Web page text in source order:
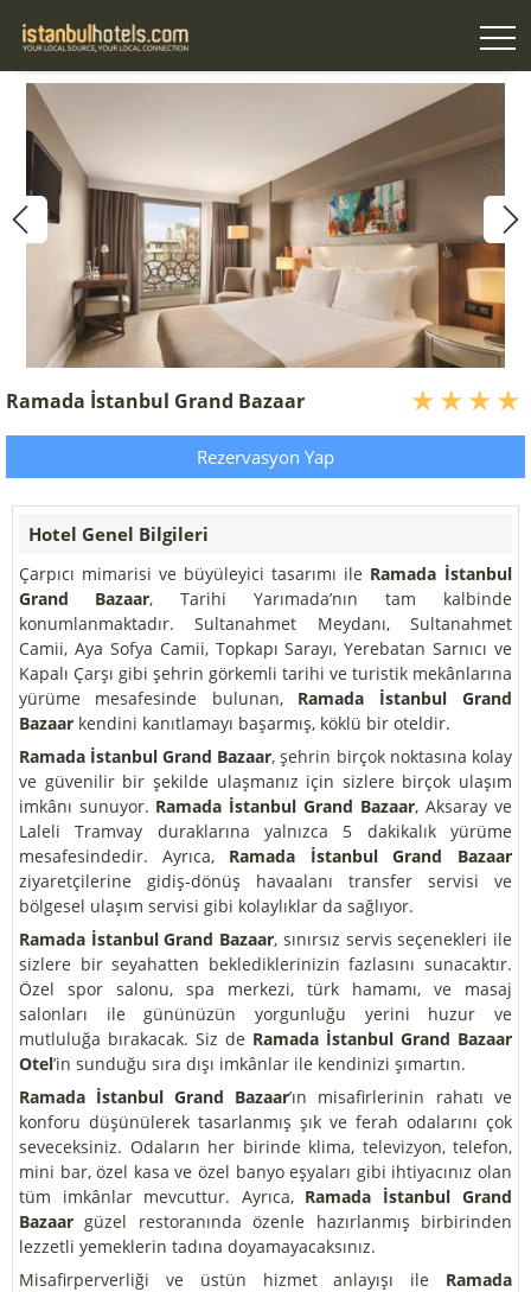
Ramada İstanbul Grand Bazaar
Rezervasyon Yap
Hotel Genel Bilgileri
Çarpıcı mimarisi ve büyüleyici tasarımı ile Ramada İstanbul
Grand Bazaar, Tarihi Yarımada’nın tam kalbinde
konumlanmaktadır. Sultanahmet Meydanı, Sultanahmet
Camii, Aya Sofya Camii, Topkapı Sarayı, Yerebatan Sarnıcı ve
Kapalı Çarşı gibi şehrin görkemli tarihi ve turistik mekânlarına
yürüme mesafesinde bulunan, Ramada İstanbul Grand
Bazaar kendini kanıtlamayı başarmış, köklü bir oteldir.
Ramada İstanbul Grand Bazaar, şehrin birçok noktasına kolay
ve güvenilir bir şekilde ulaşmanız için sizlere birçok ulaşım
imkânı sunuyor. Ramada İstanbul Grand Bazaar, Aksaray ve
Laleli Tramvay duraklarına yalnızca 5 dakikalık yürüme
mesafesindedir. Ayrıca, Ramada İstanbul Grand Bazaar
ziyaretçilerine gidiş-dönüş havaalanı transfer servisi ve
bölgesel ulaşım servisi gibi kolaylıklar da sağlıyor.
Ramada İstanbul Grand Bazaar, sınırsız servis seçenekleri ile
sizlere bir seyahatten beklediklerinizin fazlasını sunacaktır.
Özel spor salonu, spa merkezi, türk hamamı, ve masaj
salonları ile gününüzün yorgunluğu yerini huzur ve
mutluluğa bırakacak. Siz de Ramada İstanbul Grand Bazaar
Otel’in sunduğu sıra dışı imkânlar ile kendinizi şımartın.
Ramada İstanbul Grand Bazaar’ın misafirlerinin rahatı ve
konforu düşünülerek tasarlanmış şık ve ferah odalarını çok
seveceksiniz. Odaların her birinde klima, televizyon, telefon,
mini bar, özel kasa ve özel banyo eşyaları gibi ihtiyacınız olan
tüm imkânlar mevcuttur. Ayrıca, Ramada İstanbul Grand
Bazaar güzel restoranında özenle hazırlanmış birbirinden
lezzetli yemeklerin tadına doyamayacaksınız.
Misafirperverliği ve üstün hizmet anlayışı ile Ramada